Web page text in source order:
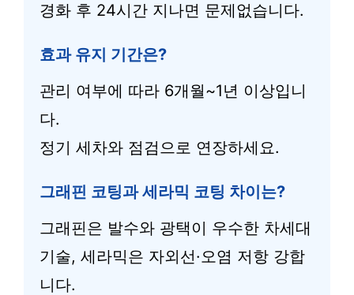
경화 후 24시간 지나면 문제없습니다.
효과 유지 기간은?
관리 여부에 따라 6개월~1년 이상입니
다.
정기 세차와 점검으로 연장하세요.
그래핀 코팅과 세라믹 코팅 차이는?
그래핀은 발수와 광택이 우수한 차세대
기술, 세라믹은 자외선·오염 저항 강합
니다.